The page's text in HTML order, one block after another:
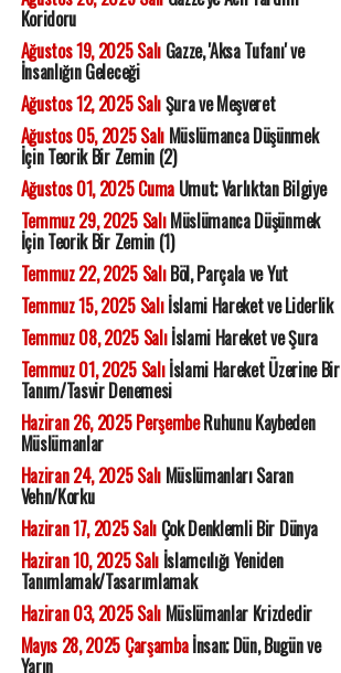
Koridoru
Ağustos 19, 2025 SalıGazze, 'Aksa Tufanı' ve
İnsanlığın Geleceği
Ağustos 12, 2025 SalıŞura ve Meşveret
Ağustos 05, 2025 SalıMüslümanca Düşünmek
İçin Teorik Bir Zemin (2)
Ağustos 01, 2025 CumaUmut; Varlıktan Bilgiye
Temmuz 29, 2025 SalıMüslümanca Düşünmek
İçin Teorik Bir Zemin (1)
Temmuz 22, 2025 SalıBöl, Parçala ve Yut
Temmuz 15, 2025 Salıİslami Hareket ve Liderlik
Temmuz 08, 2025 Salıİslami Hareket ve Şura
Temmuz 01, 2025 Salıİslami Hareket Üzerine Bir
Tanım/Tasvir Denemesi
Haziran 26, 2025 PerşembeRuhunu Kaybeden
Müslümanlar
Haziran 24, 2025 SalıMüslümanları Saran
Vehn/Korku
Haziran 17, 2025 SalıÇok Denklemli Bir Dünya
Haziran 10, 2025 Salıİslamcılığı Yeniden
Tanımlamak/Tasarımlamak
Haziran 03, 2025 SalıMüslümanlar Krizdedir
Mayıs 28, 2025 Çarşambaİnsan; Dün, Bugün ve
Yarın